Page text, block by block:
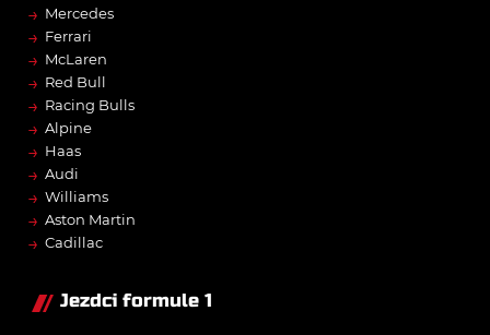
→ Mercedes
→ Ferrari
→ McLaren
→ Red Bull
→ Racing Bulls
→ Alpine
→ Haas
→ Audi
→ Williams
→ Aston Martin
→ Cadillac
Jezdci formule 1